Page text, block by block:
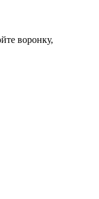
воронку,